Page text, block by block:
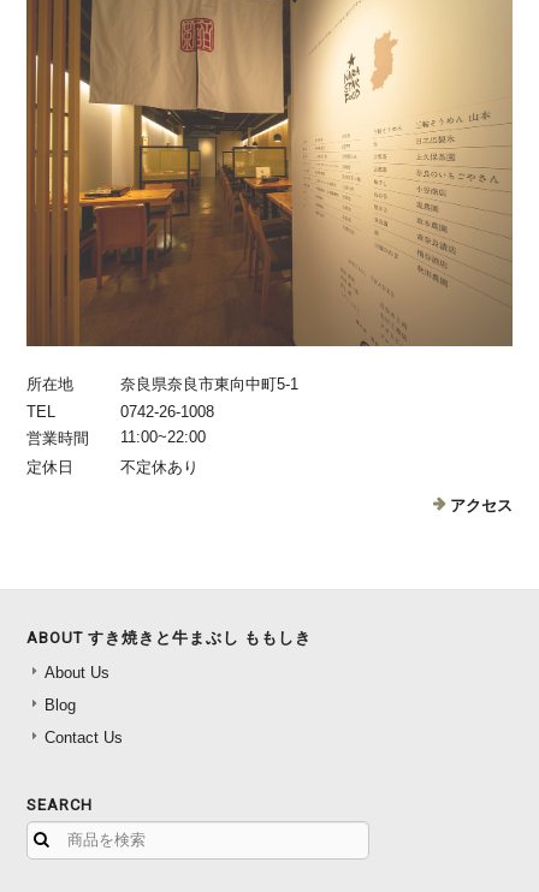
所在地
奈良県奈良市東向中町5-1
TEL
0742-26-1008
営業時間
11:00~22:00
定休日
不定休あり
アクセス
ABOUT すき焼きと牛まぶし ももしき
About Us
Blog
Contact Us
SEARCH